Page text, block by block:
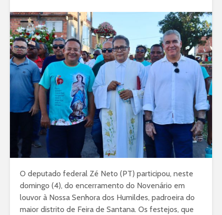
O deputado federal Zé Neto (PT) participou, neste
domingo (4), do encerramento do Novenário em
louvor à Nossa Senhora dos Humildes, padroeira do
maior distrito de Feira de Santana. Os festejos, que